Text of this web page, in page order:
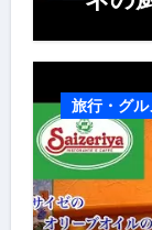
風景】
旅行・グル